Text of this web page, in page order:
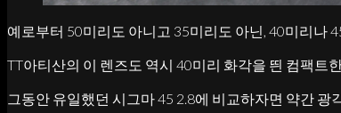
예로부터 50미리도 아니고 35미리도 아닌, 40미리나
TT아티산의 이 렌즈도 역시 40미리 화각을 띈 컴팩트
그동안 유일했던 시그마 45 2.8에 비교하자면 약간 광